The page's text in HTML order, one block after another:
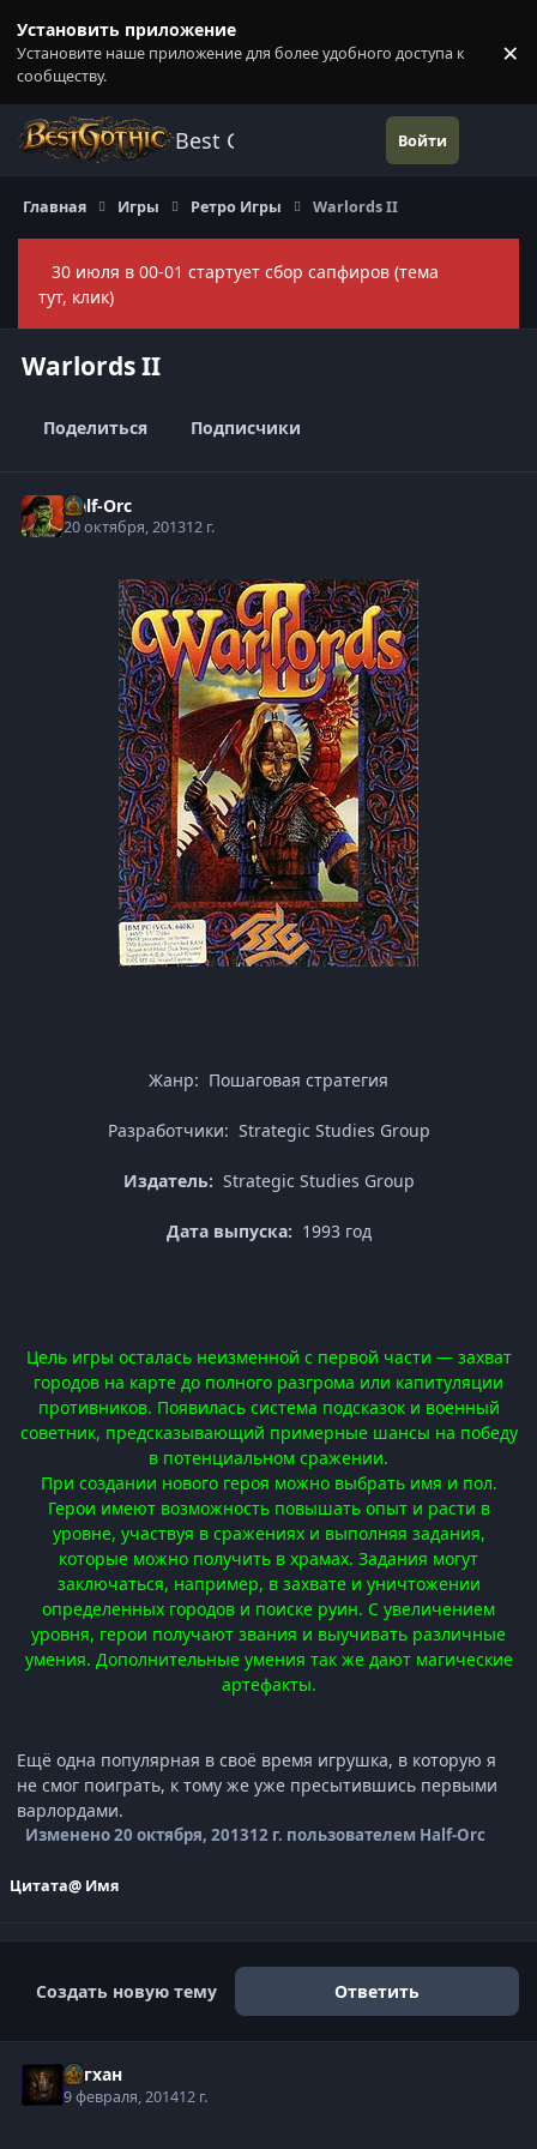
Установить приложение
Установите наше приложение для более удобного доступа к
сообществу.
×
Best Gothic Forums Войти
Главная Игры Ретро Игры Warlords II
30 июля в 00-01 стартует сбор сапфиров (тема
тут, клик)
Warlords II
Поделиться Подписчики
Half-Orc
20 октября, 201312 г.
Жанр: Пошаговая стратегия
Разработчики: Strategic Studies Group
Издатель: Strategic Studies Group
Дата выпуска: 1993 год
Цель игры осталась неизменной с первой части — захват
городов на карте до полного разгрома или капитуляции
противников. Появилась система подсказок и военный
советник, предсказывающий примерные шансы на победу
в потенциальном сражении.
При создании нового героя можно выбрать имя и пол.
Герои имеют возможность повышать опыт и расти в
уровне, участвуя в сражениях и выполняя задания,
которые можно получить в храмах. Задания могут
заключаться, например, в захвате и уничтожении
определенных городов и поиске руин. С увеличением
уровня, герои получают звания и выучивать различные
умения. Дополнительные умения так же дают магические
артефакты.
Ещё одна популярная в своё время игрушка, в которую я
не смог поиграть, к тому же уже пресытившись первыми
варлордами.
Изменено20 октября, 201312 г. пользователем Half-Orc
Цитата@ Имя
Создать новую тему Ответить
Асгхан
9 февраля, 201412 г.